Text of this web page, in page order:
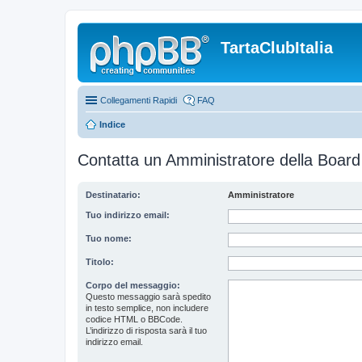
TartaClubItalia
Collegamenti Rapidi FAQ
Indice
Contatta un Amministratore della Board
Destinatario: Amministratore
Tuo indirizzo email:
Tuo nome:
Titolo:
Corpo del messaggio:
Questo messaggio sarà spedito
in testo semplice, non includere
codice HTML o BBCode.
L’indirizzo di risposta sarà il tuo
indirizzo email.